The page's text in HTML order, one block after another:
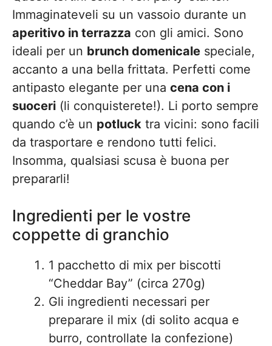
Immaginateveli su un vassoio durante un
aperitivo in terrazza con gli amici. Sono
ideali per un brunch domenicale speciale,
accanto a una bella frittata. Perfetti come
antipasto elegante per una cena con i
suoceri (li conquisterete!). Li porto sempre
quando c’è un potluck tra vicini: sono facili
da trasportare e rendono tutti felici.
Insomma, qualsiasi scusa è buona per
prepararli!
Ingredienti per le vostre
coppette di granchio
1 pacchetto di mix per biscotti
“Cheddar Bay” (circa 270g)
Gli ingredienti necessari per
preparare il mix (di solito acqua e
burro, controllate la confezione)